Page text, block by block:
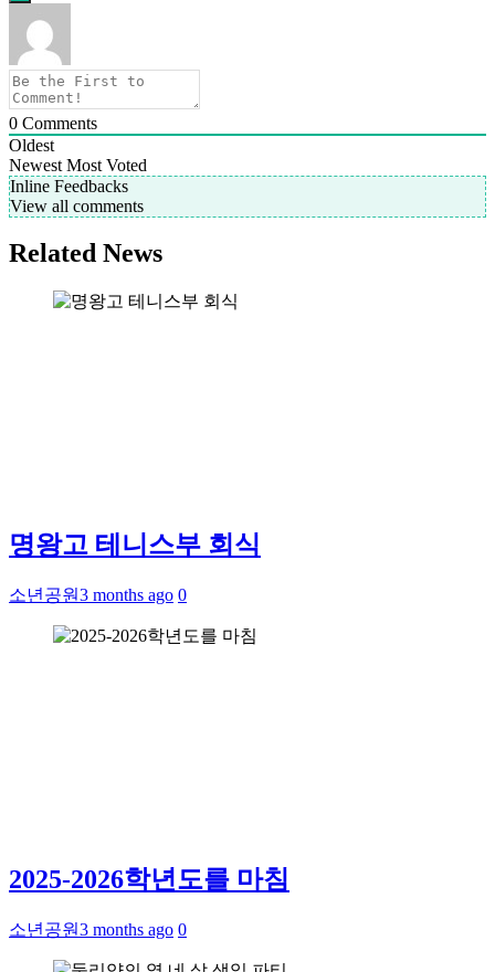
0 Comments
Oldest
Newest Most Voted
Inline Feedbacks
View all comments
Related News
명왕고 테니스부 회식
소년공원3 months ago 0
2025-2026학년도를 마침
소년공원3 months ago 0